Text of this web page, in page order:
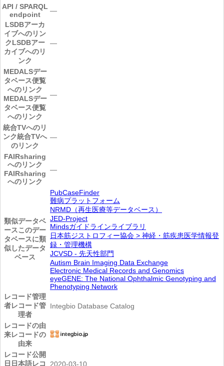
API / SPARQL
endpoint
―
LSDBアーカ
イブへのリン
クLSDBアー
カイブへのリ
ンク
―
MEDALSデー
タベース便覧
へのリンク
MEDALSデー
タベース便覧
へのリンク
―
統合TVへのリ
ンク統合TVへ
のリンク
―
FAIRsharing
へのリンク
FAIRsharing
へのリンク
―
類似データベ
ースこのデー
タベースに類
似したデータ
ベース
PubCaseFinder
難病プラットフォーム
NRMD（再生医療等データベース）
JED-Project
Mindsガイドラインライブラリ
日本筋ジストロフィー協会 > 神経・筋疾患医学情報登
録・管理機構
JCVSD - 先天性部門
Autism Brain Imaging Data Exchange
Electronic Medical Records and Genomics
eyeGENE: The National Ophthalmic Genotyping and
Phenotyping Network
レコード管理
者レコード管
理者
Integbio Database Catalog
レコードの由
来レコードの
由来
レコード公開
日 日本語レコ 2020-03-10